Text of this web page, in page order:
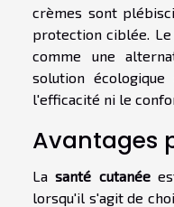
crèmes sont
protection ciblée.
comme une
solution
l'efficacité ni le
Avantages
Lasanté cutanée
lorsqu'il s'agit de